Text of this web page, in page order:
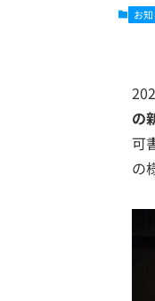
お
の
可
の